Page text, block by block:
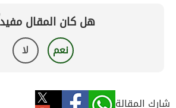
هل كان المقال
نعم لا
شارك المقالة